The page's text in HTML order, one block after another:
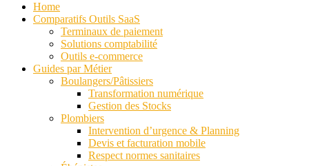
Home
Comparatifs Outils SaaS
Terminaux de paiement
Solutions comptabilité
Outils e-commerce
Guides par Métier
Boulangers/Pâtissiers
Transformation numérique
Gestion des Stocks
Plombiers
Intervention d’urgence & Planning
Devis et facturation mobile
Respect normes sanitaires